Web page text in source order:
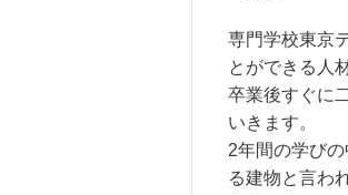
専門学校東京
とができる人
卒業後すぐに
いきます。
2年間の学び
る建物と言わ